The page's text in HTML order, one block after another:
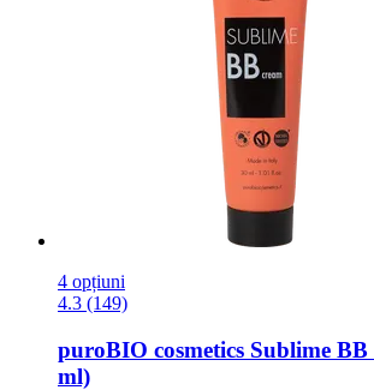
4 opțiuni
4.3 (149)
puroBIO cosmetics Sublime BB
ml)